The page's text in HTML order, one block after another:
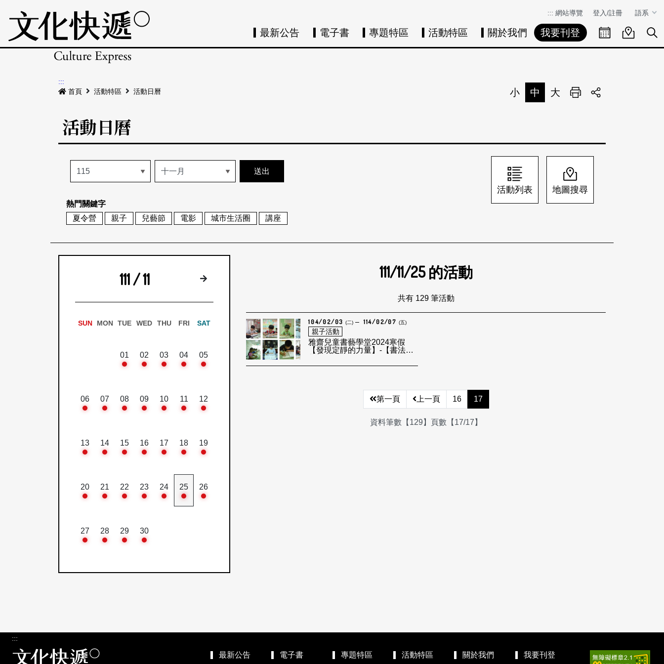
::: 網站導覽 登入/註冊 語系
最新公告 電子書 專題特區 活動特區 關於我們 我要刊登 活動日曆活動地圖展
:::
首頁
活動特區 活動日曆 小 中 大 列印
活動日曆
熱門關鍵字
夏令營
親子 兒藝節 電影 城市生活圈 講座
活動列表 地圖搜尋
111 / 11 下個月
SUN MON TUE WED THU FRI SAT
01 02 03 04 05
06 07 08 09 10 11 12
13 14 15 16 17 18 19
20 21 22 23 24 25 26
27 28 29 30
111/11/25的活動
共有 129 筆活動
104/02/03 (二) 114/02/07 (五)
親子活動
雅齋兒童書藝學堂2024寒假
【發現定靜的力量】-【書法啟
第一頁 上一頁 16 17
資料筆數【129】頁數【17/17】
:::
最新公告 電子書 專題特區 活動特區 關於我們 我要刊登